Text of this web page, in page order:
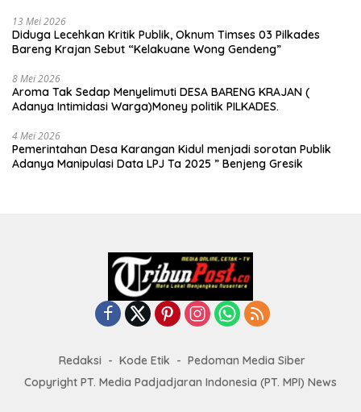
13 Mei 2026
Diduga Lecehkan Kritik Publik, Oknum Timses 03 Pilkades
Bareng Krajan Sebut “Kelakuane Wong Gendeng”
8 Mei 2026
Aroma Tak Sedap Menyelimuti DESA BARENG KRAJAN (
Adanya Intimidasi Warga)Money politik PILKADES.
4 Mei 2026
Pemerintahan Desa Karangan Kidul menjadi sorotan Publik
Adanya Manipulasi Data LPJ Ta 2025 ” Benjeng Gresik
Redaksi Kode Etik
Pedoman Media Siber
Copyright PT. Media Padjadjaran Indonesia (PT. MPI) News